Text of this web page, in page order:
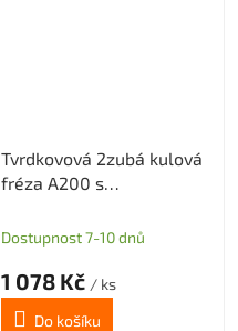
Tvrdkovová 2zubá kulová
fréza A200 s
pro grafit průměr 1 R0,5
Dostupnost 7-10 dnů
1 078 Kč / ks
Do košíku